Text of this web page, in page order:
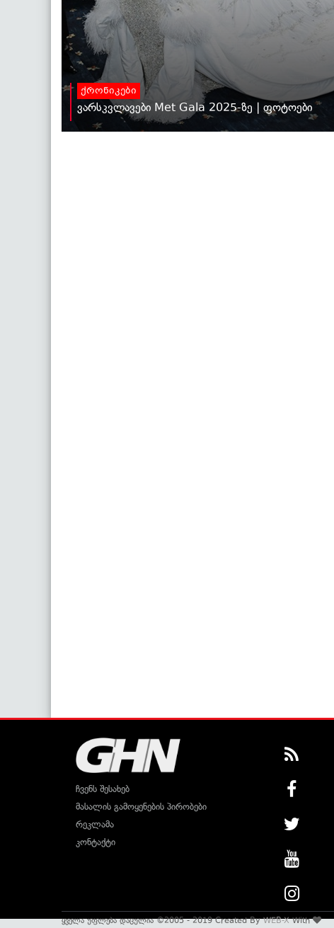
ქრონიკები
ვარსკვლავები Met Gala 2025-ზე | ფოტოები
ჩვენს შესახებ
მასალის გამოყენების პირობები
რეკლამა
კონტაქტი
ყველა უფლება დაცულია ©2005 - 2019 Created ByWEB-XWith